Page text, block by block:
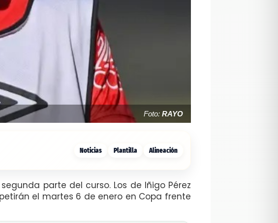
Foto: RAYO
Noticias Plantilla Alineación
parte del curso. Los de Iñigo Pérez
el martes 6 de enero en Copa frente